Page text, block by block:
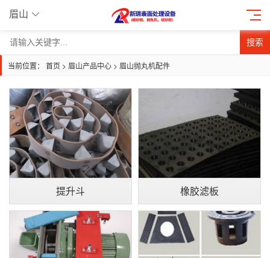
眉山
搜索
当前位置： 首页 > 眉山产品中心 > 眉山抛丸机配件
提升斗 橡胶滤板